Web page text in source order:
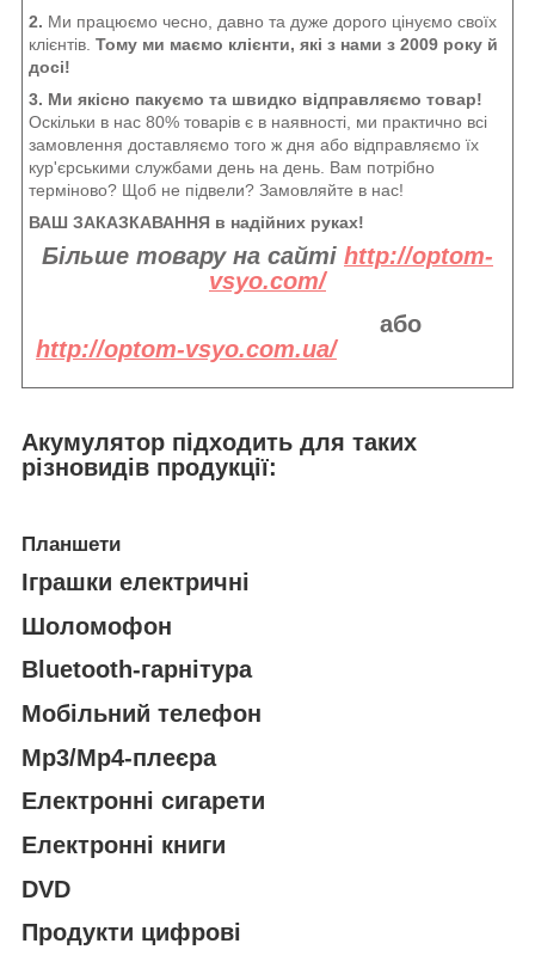
2. Ми працюємо чесно, давно та дуже дорого цінуємо своїх
клієнтів. Тому ми маємо клієнти, які з нами з 2009 року й
досі!
3. Ми якісно пакуємо та швидко відправляємо товар!
Оскільки в нас 80% товарів є в наявності, ми практично всі
замовлення доставляємо того ж дня або відправляємо їх
кур'єрськими службами день на день. Вам потрібно
терміново? Щоб не підвели? Замовляйте в нас!
ВАШ ЗАКАЗКАВАННЯ в надійних руках!
Більше товару на сайті http://optom-
vsyo.com/
або
http://optom-vsyo.com.ua/
Акумулятор підходить для таких
різновидів продукції:
Планшети
Іграшки електричні
Шоломофон
Bluetooth-гарнітура
Мобільний телефон
Mp3/Mp4-плеєра
Електронні сигарети
Електронні книги
DVD
Продукти цифрові